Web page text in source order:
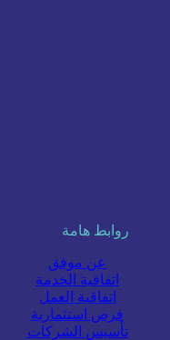
روابط هامة
عن موفق
اتفاقية الخدمة
اتفاقية العمل
فرص استثمارية
تأسيس الشركات